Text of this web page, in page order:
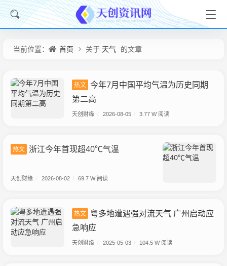
当前位置： 首页 关于 天气 的文章
热文 今年7月中国平均气温为历史同期
第二高
天创财缘 2026-08-05 3.77 W 阅读
热文 浙江今年首现超40℃气温
天创财缘 2026-08-02 69.7 W 阅读
热文 粤多地遭遇强对流天气 广州启动应
急响应
天创财缘 2025-05-03 104.5 W 阅读